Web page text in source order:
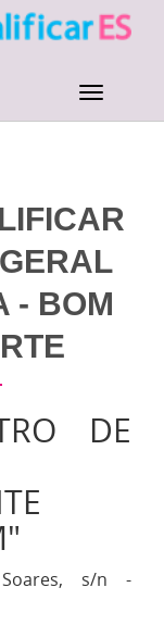
- BOM
DE
s/n -